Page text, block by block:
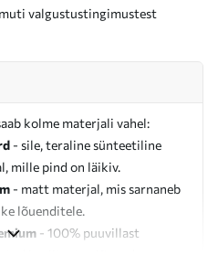
valgustustingimustest
kolme materjali vahel:
- sile, teraline sünteetiline
mille pind on läikiv.
- matt materjal, mis sarnaneb
lõuenditele.
- 100% puuvillast